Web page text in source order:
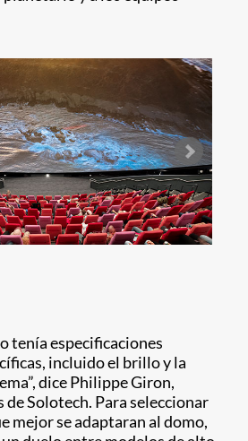
tenía especificaciones
incluido el brillo y la
dice Philippe Giron,
de Solotech. Para seleccionar
mejor se adaptaran al domo,